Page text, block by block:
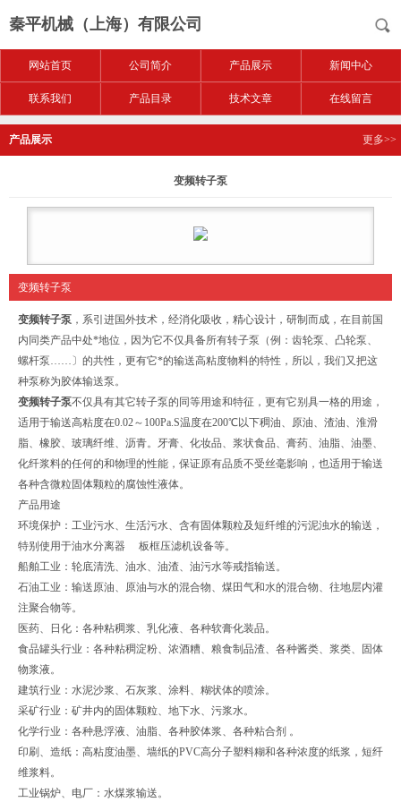
秦平机械（上海）有限公司
网站首页 公司简介 产品展示 新闻中心
联系我们 产品目录 技术文章 在线留言
产品展示 更多>>
变频转子泵
变频转子泵
变频转子泵 ，系引进国外技术，经消化吸收，精心设计，研制而成，在目前国
内同类产品中处*地位，因为它不仅具备所有转子泵（例：齿轮泵、凸轮泵、
螺杆泵……〕的共性，更有它*的输送高粘度物料的特性，所以，我们又把这
种泵称为胶体输送泵。
变频转子泵不仅具有其它转子泵的同等用途和特征，更有它别具一格的用途，
适用于输送高粘度在0.02～100Pa.S温度在200℃以下稠油、原油、渣油、淮滑
脂、橡胶、玻璃纤维、沥青。牙膏、化妆品、浆状食品、膏药、油脂、油墨、
化纤浆料的任何的和物理的性能，保证原有品质不受丝毫影响，也适用于输送
各种含微粒固体颗粒的腐蚀性液体。
产品用途
环境保护：工业污水、生活污水、含有固体颗粒及短纤维的污泥浊水的输送，
特别使用于油水分离器 板框压滤机设备等。
船舶工业：轮底清洗、油水、油渣、油污水等戒指输送。
石油工业：输送原油、原油与水的混合物、煤田气和水的混合物、往地层内灌
注聚合物等。
医药、日化：各种粘稠浆、乳化液、各种软膏化装品。
食品罐头行业：各种粘稠淀粉、浓酒糟、粮食制品渣、各种酱类、浆类、固体
物浆液。
建筑行业：水泥沙浆、石灰浆、涂料、糊状体的喷涂。
采矿行业：矿井内的固体颗粒、地下水、污浆水。
化学行业：各种悬浮液、油脂、各种胶体浆、各种粘合剂 。
印刷、造纸：高粘度油墨、墙纸的PVC高分子塑料糊和各种浓度的纸浆，短纤
维浆料。
工业锅炉、电厂：水煤浆输送。